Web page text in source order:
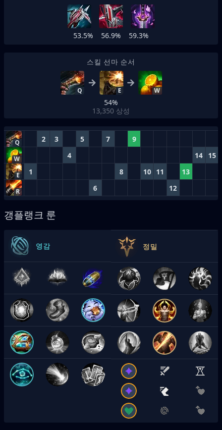
53.5% 56.9% 59.3%
스킬 선마 순서
Q E W
54%
13,350 상성
Q 2 3 5 7 9
W 4 14 15
E 1 8 10 11 13
R 6 12
갱플랭크 룬
영감 정밀